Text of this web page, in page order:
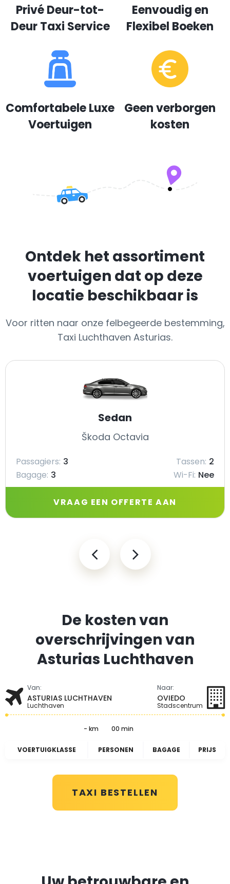
Privé Deur-tot-
Deur Taxi Service
Eenvoudig en
Flexibel Boeken
Comfortabele Luxe
Voertuigen
Geen verborgen
kosten
Ontdek het assortiment
voertuigen dat op deze
locatie beschikbaar is
Voor ritten naar onze felbegeerde bestemming,
Taxi Luchthaven Asturias.
Sedan
Škoda Octavia
Passagiers: 3 Tassen: 2
Bagage: 3 Wi-Fi: Nee
VRAAG EEN OFFERTE AAN
De kosten van
overschrijvingen van
Asturias Luchthaven
Van:
ASTURIAS LUCHTHAVEN
Luchthaven
Naar:
OVIEDO
Stadscentrum
- km 00 min
VOERTUIGKLASSE PERSONEN BAGAGE PRIJS
TAXI BESTELLEN